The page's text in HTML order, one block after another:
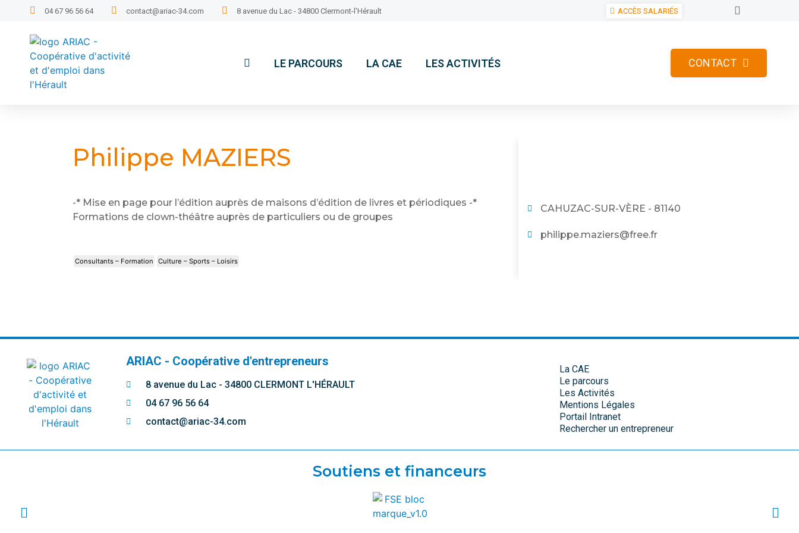
04 67 96 56 64 contact@ariac-34.com 8 avenue du Lac - 34800 Clermont-l'Hérault ACCÈS SALARIÉS
LE PARCOURS LA CAE LES ACTIVITÉS CONTACT
Philippe MAZIERS
-* Mise en page pour l’édition auprès de maisons d’édition de livres et périodiques -*
Formations de clown-théâtre auprès de particuliers ou de groupes
Consultants – Formation Culture – Sports – Loisirs
CAHUZAC-SUR-VÈRE - 81140
philippe.maziers@free.fr
ARIAC - Coopérative d'entrepreneurs
8 avenue du Lac - 34800 CLERMONT L'HÉRAULT
04 67 96 56 64
contact@ariac-34.com
La CAE
Le parcours
Les Activités
Mentions Légales
Portail Intranet
Rechercher un entrepreneur
Soutiens et financeurs